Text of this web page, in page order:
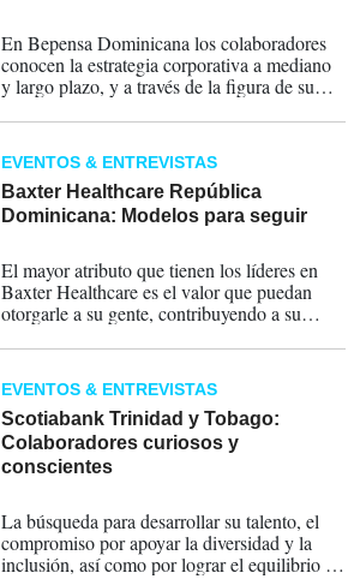
En Bepensa Dominicana los colaboradores
conocen la estrategia corporativa a mediano
y largo plazo, y a través de la figura de su
dirección y gerencia, quienes gestionan con
mandos medios su implementación y
seguimiento.
EVENTOS & ENTREVISTAS
Baxter Healthcare República
Dominicana: Modelos para seguir
El mayor atributo que tienen los líderes en
Baxter Healthcare es el valor que puedan
otorgarle a su gente, contribuyendo a su
EVENTOS & ENTREVISTAS
Scotiabank Trinidad y Tobago:
Colaboradores curiosos y
conscientes
La búsqueda para desarrollar su talento, el
compromiso por apoyar la diversidad y la
inclusión, así como por lograr el equilibrio en